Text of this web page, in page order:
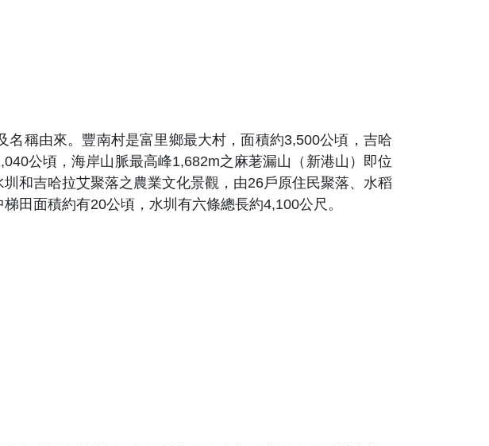
稱由來。豐南村是富里鄉最大村，面積約3,500公頃，吉哈
公頃，海岸山脈最高峰1,682m之麻荖漏山（新港山）即位
和吉哈拉艾聚落之農業文化景觀，由26戶原住民聚落、水稻
田面積約有20公頃，水圳有六條總長約4,100公尺。